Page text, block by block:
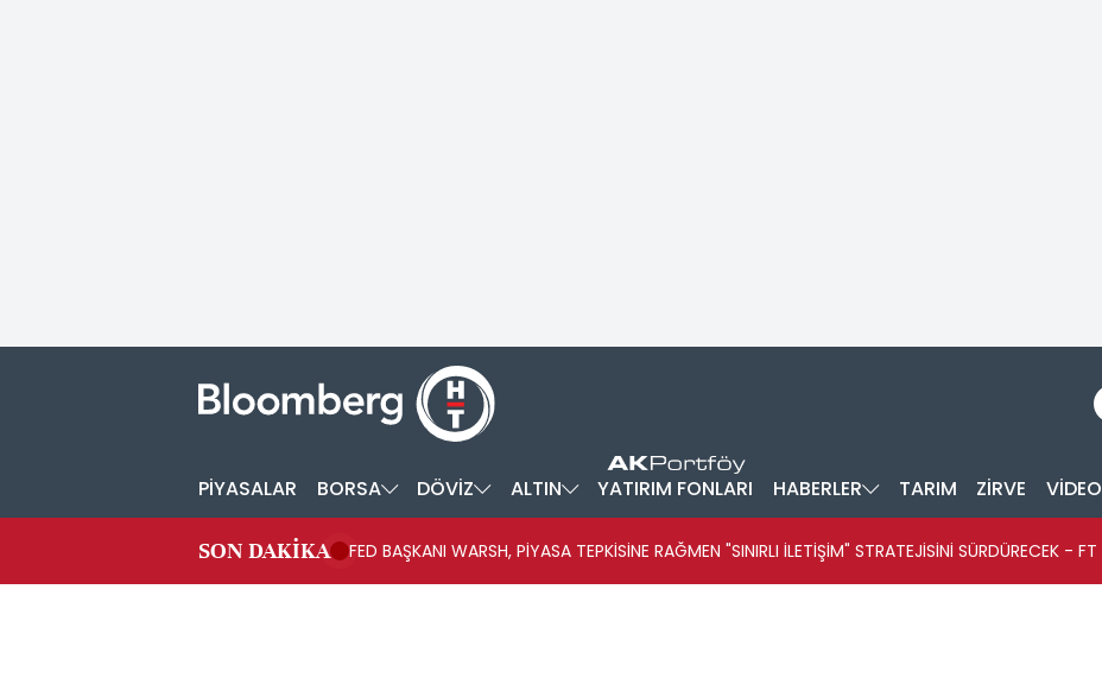
PİYASALAR BORSA DÖVİZ ALTIN YATIRIM FONLARI HABERLER TARIM ZİRVE VİDEO
SON DAKİKA FED BAŞKANI WARSH, PİYASA TEPKİSİNE RAĞMEN "SINIRLI İLETİŞİM" STRATEJİSİNİ SÜRDÜRECEK - FT